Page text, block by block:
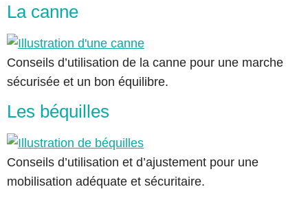
La canne
Conseils d’utilisation de la canne pour une marche
sécurisée et un bon équilibre.
Les béquilles
Conseils d’utilisation et d’ajustement pour une
mobilisation adéquate et sécuritaire.